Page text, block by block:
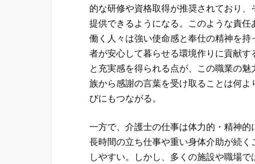
的な研修や資格取得が推奨されており
提供できるようになる。このような責
働く人々は強い使命感と奉仕の精神を
者が安心して暮らせる環境作りに貢献
と充実感を得られる点が、この職業の
族から感謝の言葉を受け取ることは何
びにもつながる。
一方で、介護士の仕事は体力的・精神的
長時間の立ち仕事や重い身体介助が続
しやすい。しかし、多くの施設や職場